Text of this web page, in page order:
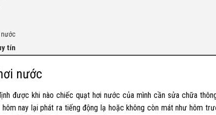
nước
tín
nước
được khi nào chiếc quạt hơi nước của mình cần sửa chữa
nay lại phát ra tiếng động lạ hoặc không còn mát như hôm